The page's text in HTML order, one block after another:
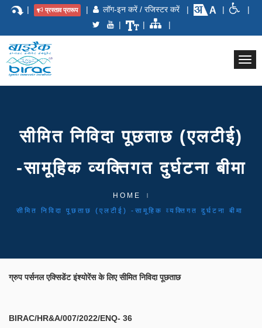
| प्रस्ताव प्रारूप | लॉग-इन करें / रजिस्टर करें| |
|
|
| |
सीमित निविदा पूछताछ (एलटीई)
-सामूहिक व्यक्तिगत दुर्घटना बीमा
HOME
सीमित निविदा पूछताछ (एलटीई) -सामूहिक व्यक्तिगत दुर्घटना बीमा
ग्रुप पर्सनल एक्सिडेंट इंश्योरेंस के लिए सीमित निविदा पूछताछ
BIRAC/HR&A/007/2022/ENQ- 36